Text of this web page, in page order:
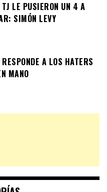
TJ LE PUSIERON UN 4 A
SIMÓN LEVY
A LOS HATERS
MANO